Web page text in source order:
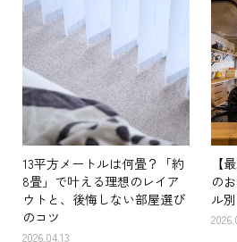
13平方メートルは何畳？「約
8畳」で叶える理想のレイア
ウトと、後悔しない部屋選び
のコツ
2026.04.13
【
の
ル